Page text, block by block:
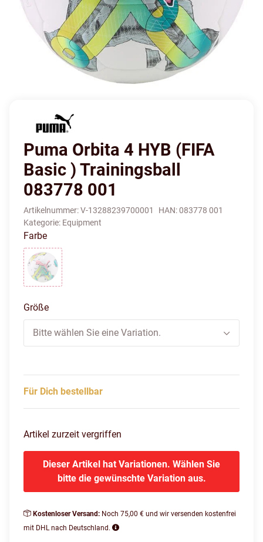
Puma Orbita 4 HYB (FIFA
Basic ) Trainingsball
083778 001
Artikelnummer:V-13288239700001 HAN:083778 001
Kategorie: Equipment
Farbe
Größe
Bitte wählen Sie eine Variation.
Für Dich bestellbar
Artikel zurzeit vergriffen
Dieser Artikel hat Variationen. Wählen Sie
bitte die gewünschte Variation aus.
Kostenloser Versand: Noch 75,00 € und wir versenden kostenfrei
mit DHL nach Deutschland.